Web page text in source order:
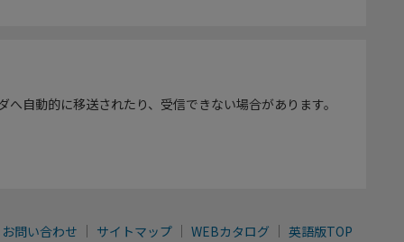
自動的に移送されたり、受信できない場合があります。
お問い合わせ サイトマップ WEBカタログ 英語版TOP